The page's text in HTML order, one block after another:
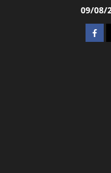
09/08/